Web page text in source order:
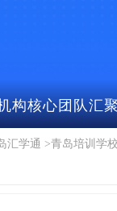
构核⼼团队汇
汇学通 >青岛培训学校